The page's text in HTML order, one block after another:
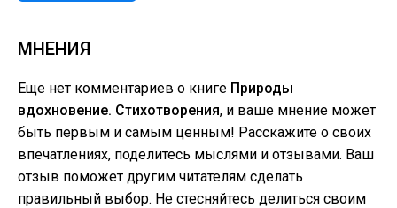
МНЕНИЯ
Еще нет комментариев о книге Природы
вдохновение. Стихотворения, и ваше мнение может
быть первым и самым ценным! Расскажите о своих
впечатлениях, поделитесь мыслями и отзывами. Ваш
отзыв поможет другим читателям сделать
правильный выбор. Не стесняйтесь делиться своим